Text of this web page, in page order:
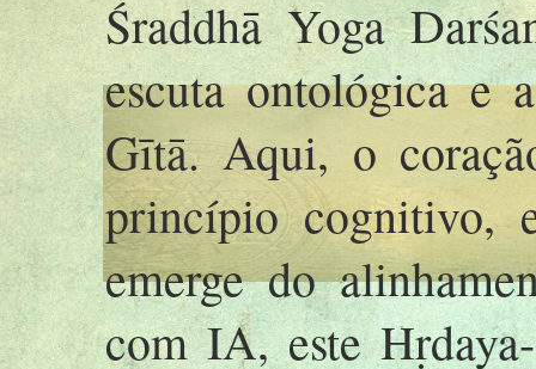
Śraddhā Yoga
escuta ontológica e
Gītā. Aqui, o
princípio cognitivo,
emerge do
com IA, este